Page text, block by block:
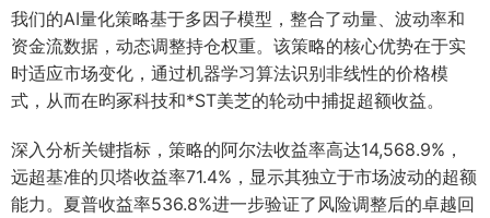
我们的AI量化策略基于多因子模型，整合了动量、波动率和
资金流数据，动态调整持仓权重。该策略的核心优势在于实
时适应市场变化，通过机器学习算法识别非线性的价格模
式，从而在昀冢科技和*ST美芝的轮动中捕捉超额收益。
深入分析关键指标，策略的阿尔法收益率高达14,568.9%，
远超基准的贝塔收益率71.4%，显示其独立于市场波动的超额
能力。夏普收益率536.8%进一步验证了风险调整后的卓越回